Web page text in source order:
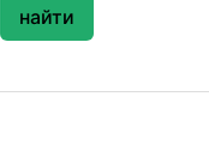
найти